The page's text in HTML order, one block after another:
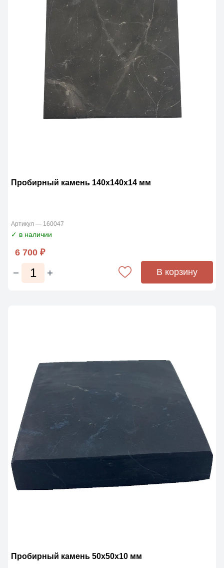
Пробирный камень 140х140х14 мм
Артикул — 160047
✓ в наличии
6 700 ₽
В корзину
Пробирный камень 50х50х10 мм